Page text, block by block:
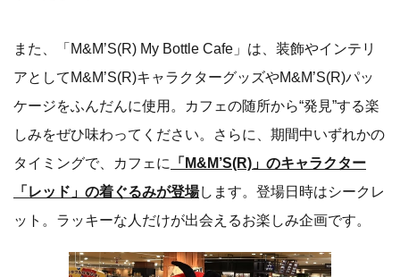
また、「M&M’S(R) My Bottle Cafe」は、装飾やインテリ
アとしてM&M’S(R)キャラクターグッズやM&M’S(R)パッ
ケージをふんだんに使用。カフェの随所から“発見”する楽
しみをぜひ味わってください。さらに、期間中いずれかの
タイミングで、カフェに
「M&M’S(R)」のキャラクター
「レッド」の着ぐるみが登場します。登場日時はシークレ
ット。ラッキーな人だけが出会えるお楽しみ企画です。